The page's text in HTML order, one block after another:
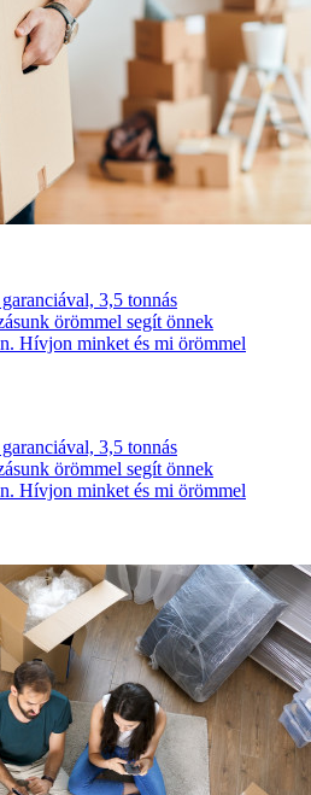
3,5 tonnás
örömmel segít önnek
Hívjon minket és mi örömmel
3,5 tonnás
örömmel segít önnek
Hívjon minket és mi örömmel